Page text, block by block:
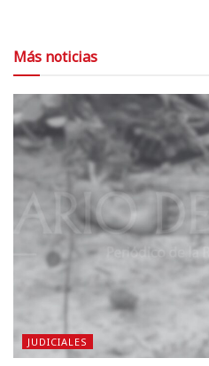
Más noticias
JUDICIALES